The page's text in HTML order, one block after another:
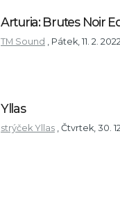
Arturia: Brutes Noir
TM Sound Pátek, 11. 2. 2022
Yllas
strýček Yllas Čtvrtek, 30.